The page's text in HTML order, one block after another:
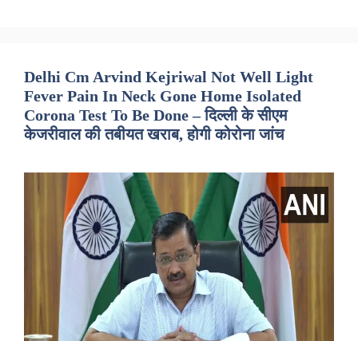
Delhi Cm Arvind Kejriwal Not Well Light
Fever Pain In Neck Gone Home Isolated
Corona Test To Be Done – दिल्ली के सीएम
केजरीवाल की तबीयत खराब, होगी कोरोना जांच